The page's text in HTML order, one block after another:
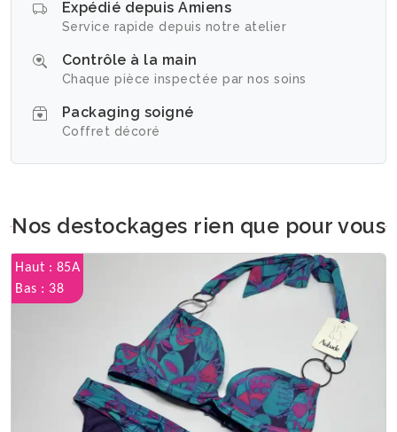
Expédié depuis Amiens
Service rapide depuis notre atelier
Contrôle à la main
Chaque pièce inspectée par nos soins
Packaging soigné
Coffret décoré
Nos destockages rien que pour vous
Haut : 85A
Bas : 38